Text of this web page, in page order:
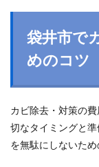
袋井市で
めのコツ
カビ除去・対策の
切なタイミングと
を無駄にしないため